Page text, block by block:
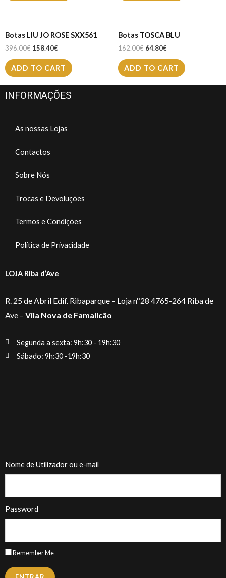
Botas LIU JO ROSE SXX561
396.00€ 158.40€
ADD TO CART
Botas TOSCA BLU
162.00€ 64.80€
ADD TO CART
INFORMAÇÕES
As nossas Lojas
Contactos
Sobre Nós
Trocas e Devoluções
Termos e Condições
Política de Privacidade
LOJA Riba d’Ave
R. 25 de Abril Edif. Ribaparque – Loja nº28 4765-264 Riba de
Ave – Vila Nova de Famalicão
Segunda a sexta: 9h:30 - 19h:30
Sábado: 9h:30 -19h:30
Nome de Utilizador ou e-mail
Password
Remember Me